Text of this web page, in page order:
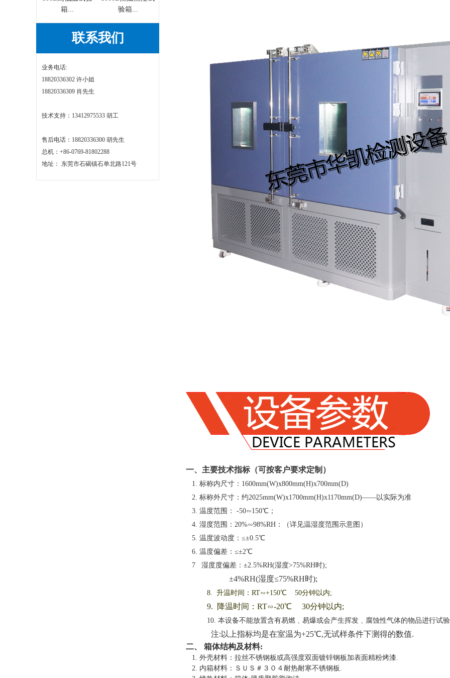
箱...
验箱...
联系我们
业务电话:
18820336302 许小姐
18820336309 肖先生
技术支持：13412975533 胡工
售后电话：18820336300 胡先生
总机：+86-0769-81802288
地址： 东莞市石碣镇石单北路121号
一、主要技术指标（可按客户要求定制）
1.标称内尺寸： 1600mm(W)x800mm(H)x700mm(D)
2.标称外尺寸：约2025mm(W)x1700mm(H)x1170mm(D)——以实际为准
3.温度范围： -50∽150℃；
4.湿度范围：20%∽98%RH：（详见温湿度范围示意图）
5.温度波动度：≤±0.5℃
6.温度偏差：≤±2℃
7 湿度度偏差：±2.5%RH(湿度>75%RH时);
±4%RH(湿度≤75%RH时);
8. 升温时间：RT∽+150℃ 50分钟以内;
9. 降温时间：RT∽-20℃30分钟以内;
10.本设备不能放置含有易燃﹑易爆或会产生挥发﹑腐蚀性气体的物品进行试
注:以上指标均是在室温为+25℃,无试样条件下测得的数值.
二、
箱体结构及材料:
1.外壳材料：拉丝不锈钢板或高强度双面镀锌钢板加表面精粉烤漆.
2. 内箱材料：ＳＵＳ＃３０４耐热耐寒不锈钢板 .